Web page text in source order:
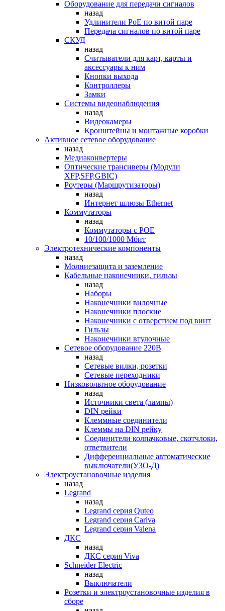
Оборудование для передачи сигналов
назад
Удлинители PoE по витой паре
Передача сигналов по витой паре
СКУД
назад
Считыватели для карт, карты и
аксессуары к ним
Кнопки выхода
Контроллеры
Замки
Системы видеонаблюдения
назад
Видеокамеры
Кронштейны и монтажные коробки
Активное сетевое оборудование
назад
Медиаконвертеры
Оптические трансиверы (Модули
XFP,SFP,GBIC)
Роутеры (Маршрутизаторы)
назад
Интернет шлюзы Ethernet
Коммутаторы
назад
Коммутаторы c POE
10/100/1000 Мбит
Электротехнические компоненты
назад
Молниезащита и заземление
Кабельные наконечники, гильзы
назад
Наборы
Наконечники вилочные
Наконечники плоские
Наконечники с отверстием под винт
Гильзы
Наконечники втулочные
Сетевое оборудование 220В
назад
Сетевые вилки, розетки
Сетевые переходники
Низковольтное оборудование
назад
Источники света (лампы)
DIN рейки
Клеммные соединители
Клеммы на DIN рейку
Соединители колпачковые, скотчлоки,
ответвители
Дифференциальные автоматические
выключатели(УЗО-Д)
Электроустановочные изделия
назад
Legrand
назад
Legrand серия Quteo
Legrand серия Cariva
Legrand серия Valena
ДКС
назад
ДКС серия Viva
Schneider Electric
назад
Выключатели
Розетки и электроустановочные изделия в
сборе